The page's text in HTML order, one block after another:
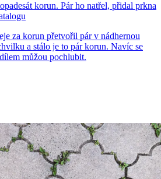
korun. Pár ho natřel, přidal prkna
za korun přetvořil pár v nádhernou
a stálo je to pár korun. Navíc se
můžou pochlubit.